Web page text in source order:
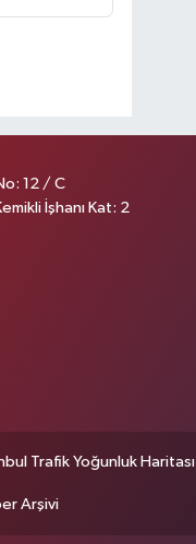
12 / C
İşhanı Kat: 2
Trafik Yoğunluk Haritası
Arşivi